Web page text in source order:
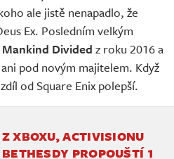
ale jistě nenapadlo, že
Ex. Posledním velkým
Mankind Divided z roku 2016 a
pod novým majitelem. Když
od Square Enix polepší.
XBOXU, ACTIVISIONU
PROPOUŠTÍ 1